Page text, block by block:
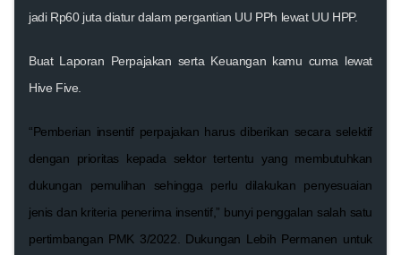
jadi Rp60 juta diatur dalam pergantian UU PPh lewat UU HPP.
Buat Laporan Perpajakan serta Keuangan kamu cuma lewat
Hive Five.
“Pemberian insentif perpajakan harus diberikan secara selektif
dengan prioritas kepada sektor tertentu yang membutuhkan
dukungan pemulihan sehingga perlu dilakukan penyesuaian
jenis dan kriteria penerima insentif,” bunyi penggalan salah satu
pertimbangan PMK 3/2022. Dukungan Lebih Permanen untuk